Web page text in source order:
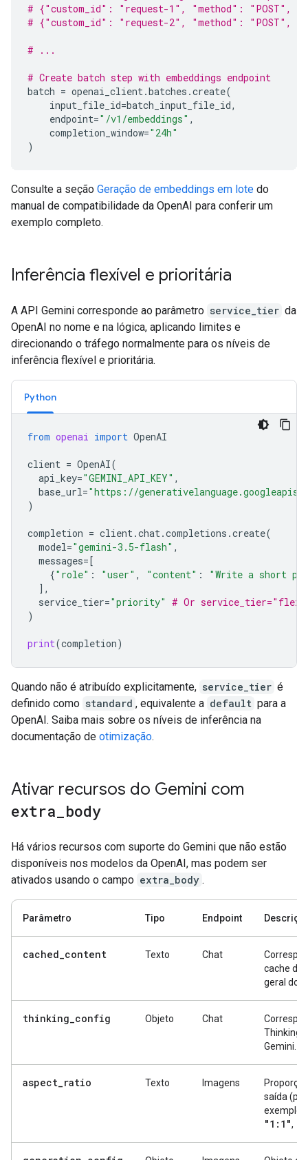
# {"custom_id": "request-1", "method": "POST",
# {"custom_id": "request-2", "method": "POST",
# ...
# Create batch step with embeddings endpoint
batch = openai_client.batches .create(
input_file_id=batch_input_file_id,
endpoint="/v1/embeddings" ,
completion_window="24h"
)
Consulte a seção Geração de embeddings em lote do
manual de compatibilidade da OpenAI para conferir um
exemplo completo.
Inferência flexível e prioritária
A API Gemini corresponde ao parâmetro service_tier da
OpenAI no nome e na lógica, aplicando limites e
direcionando o tráfego normalmente para os níveis de
inferência flexível e prioritária.
Python
from openai import OpenAI
client = OpenAI(
api_key="GEMINI_API_KEY" ,
base_url="https://
)
completion = client.chat.completions .create(
model="gemini-3.5-flash" ,
messages=[
{"role" : "user" , "content" :
"Write a short
],
service_tier="priority" # Or service_tier="flex"
)
print(completion)
Quando não é atribuído explicitamente, service_tier é
definido como standard , equivalente a default para a
OpenAI. Saiba mais sobre os níveis de inferência na
documentação de otimização.
Ativar recursos do Gemini com
extra body
Há vários recursos com suporte do Gemini que não estão
disponíveis nos modelos da OpenAI, mas podem ser
ativados usando o campo extra_body .
Parâmetro Tipo Endpoint
cached_content Texto Chat
cache de
geral do
thinking_config Objeto Chat
Gemini.
aspect_ratio Texto Imagens
saída (por
exemplo,
"1:1",